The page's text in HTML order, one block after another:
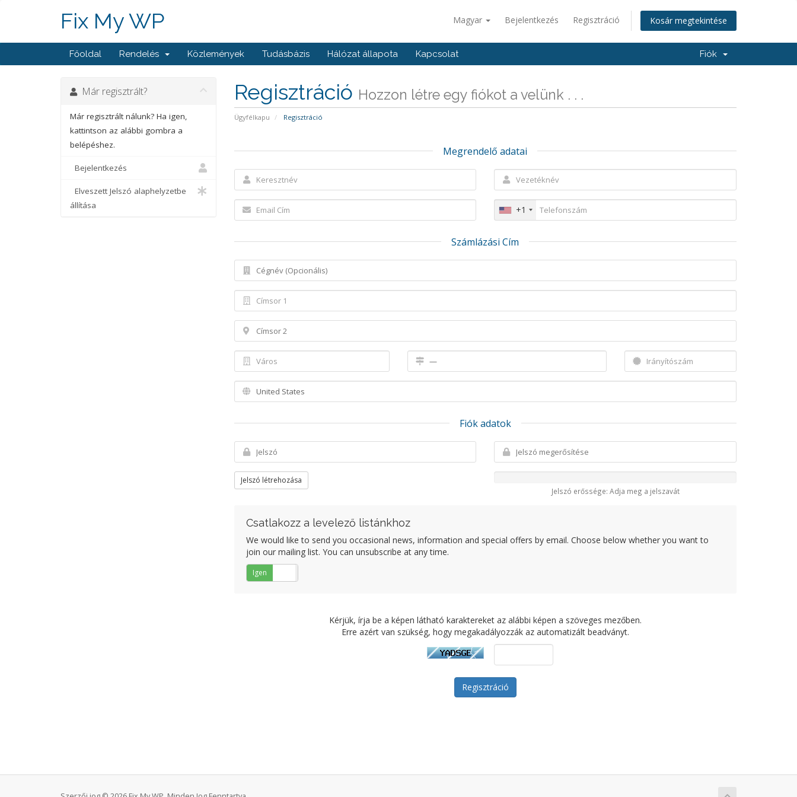
Magyar Bejelentkezés Regisztráció Kosár megtekintése
Fix My WP
Főoldal Rendelés Közlemények Tudásbázis Hálózat állapota Kapcsolat Fiók
Regisztráció Hozzon létre egy fiókot a velünk . . .
Ügyfélkapu Regisztráció
Már regisztrált?
Már regisztrált nálunk? Ha igen,
kattintson az alábbi gombra a
belépéshez.
Bejelentkezés
Elveszett Jelszó alaphelyzetbe
állítása
Megrendelő adatai
+1
Számlázási Cím
Fiók adatok
Jelszó létrehozása
Jelszó erőssége: Adja meg a jelszavát
Csatlakozz a levelező listánkhoz
We would like to send you occasional news, information and special offers by email. Choose below whether you want to
join our mailing list. You can unsubscribe at any time.
Igen
Kérjük, írja be a képen látható karaktereket az alábbi képen a szöveges mezőben.
Erre azért van szükség, hogy megakadályozzák az automatizált beadványt.